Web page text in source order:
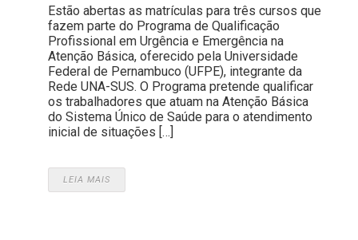
Estão abertas as matrículas para três cursos que
fazem parte do Programa de Qualificação
Profissional em Urgência e Emergência na
Atenção Básica, oferecido pela Universidade
Federal de Pernambuco (UFPE), integrante da
Rede UNA-SUS. O Programa pretende qualificar
os trabalhadores que atuam na Atenção Básica
do Sistema Único de Saúde para o atendimento
inicial de situações […]
LEIA MAIS